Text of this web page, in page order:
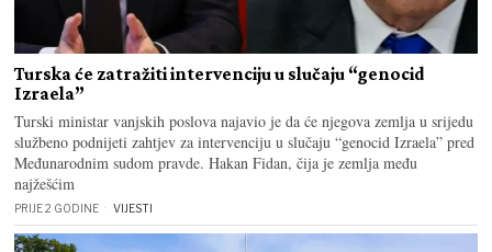
Turska će zatražiti intervenciju u slučaju “genocid
Izraela”
Turski ministar vanjskih poslova najavio je da će njegova zemlja u srijedu
službeno podnijeti zahtjev za intervenciju u slučaju “genocid Izraela” pred
Međunarodnim sudom pravde. Hakan Fidan, čija je zemlja među
najžešćim
PRIJE 2 GODINE VIJESTI